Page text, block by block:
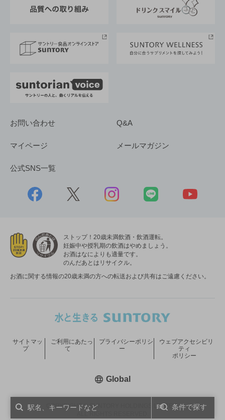
条件で探す
採用情報
お問い合わせ Q&A
マイページ メールマガジン
公式SNS一覧
ストップ！20歳未満飲酒・飲酒運転。
妊娠中や授乳期の飲酒はやめましょう。
お酒はなによりも適量です。
のんだあとはリサイクル。
お酒に関する情報の20歳未満の方への転送および共有はご遠慮ください。
COPYRIGHT © SUNTORY HOLDINGS LIMITED.
サイトマッ
プ
ご利用にあたっ
て
プライバシーポリシ
ー
ウェブアクセシビリ
ティ
ポリシー
Global新しいウィンドウで開く